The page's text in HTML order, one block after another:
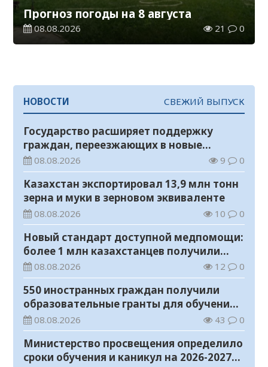
Прогноз погоды на 8 августа
08.08.2026 21 0
НОВОСТИ СВЕЖИЙ ВЫПУСК
Государство расширяет поддержку
граждан, переезжающих в новые
регионы для работы
08.08.2026 9 0
Казахстан экспортировал 13,9 млн тонн
зерна и муки в зерновом эквиваленте
08.08.2026 10 0
Новый стандарт доступной медпомощи:
более 1 млн казахстанцев получили
телемедицинские услуги
08.08.2026 12 0
550 иностранных граждан получили
образовательные гранты для обучения в
Казахстане
08.08.2026 43 0
Министерство просвещения определило
сроки обучения и каникул на 2026-2027